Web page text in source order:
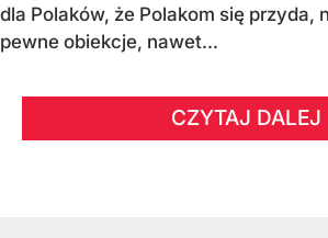
dla Polaków, że Polakom się przyda,
pewne obiekcje, nawet...
CZYTAJ DALEJ